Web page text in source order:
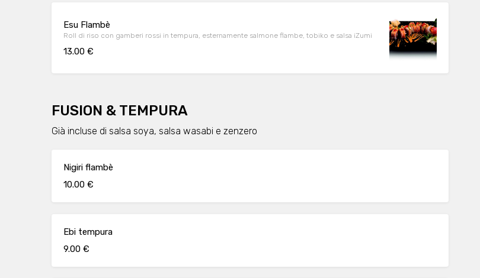
Esu Flambè
Roll di riso con gamberi rossi in tempura, esternamente salmone flambe, tobiko e salsa iZumi
13.00 €
FUSION & TEMPURA
Già incluse di salsa soya, salsa wasabi e zenzero
Nigiri flambè
10.00 €
Ebi tempura
9.00 €